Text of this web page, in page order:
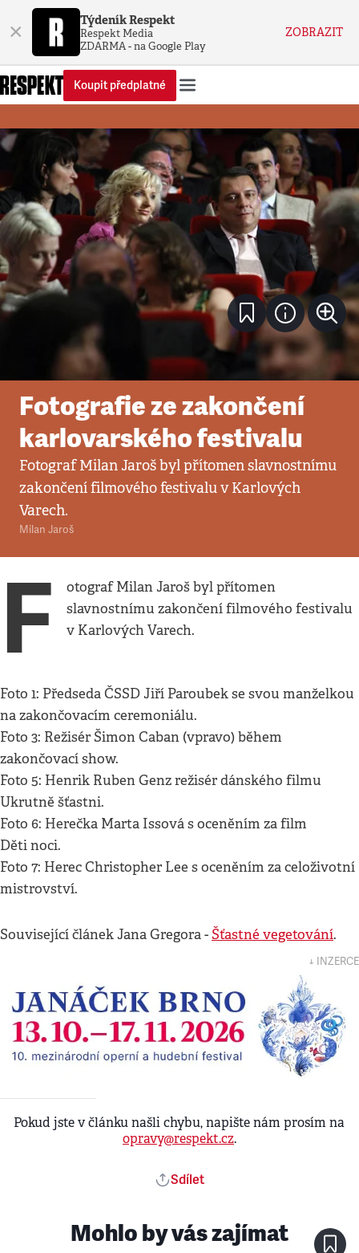
× Týdeník Respekt
Respekt Media
ZDARMA - na Google Play
ZOBRAZIT
Koupit předplatné
•15. 7. 2008
Fotografie ze zakončení
karlovarského festivalu
Fotograf Milan Jaroš byl přítomen slavnostnímu
zakončení filmového festivalu v Karlových
Varech.
Milan Jaroš
F
otograf Milan Jaroš byl přítomen
slavnostnímu zakončení filmového festivalu
v Karlových Varech.
Foto 1: Předseda ČSSD Jiří Paroubek se svou manželkou
na zakončovacím ceremoniálu.
Foto 3: Režisér Šimon Caban (vpravo) během
zakončovací show.
Foto 5: Henrik Ruben Genz režisér dánského filmu
Ukrutně šťastni.
Foto 6: Herečka Marta Issová s oceněním za film
Děti noci.
Foto 7: Herec Christopher Lee s oceněním za celoživotní
mistrovství.
Související článek Jana Gregora - Šťastné vegetování.
↓ INZERCE
Pokud jste v článku našli chybu, napište nám prosím na
opravy@respekt.cz.
Sdílet
Mohlo by vás zajímat